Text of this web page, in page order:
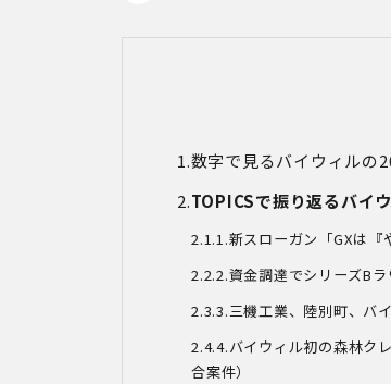
数字で見るバイウィルの
TOPICSで振り返るバイ
1.新スローガン「GXは『
2.資金調達でシリーズB
3.三機工業、陸別町、バ
4.バイウィル初の森林ク
合案件）